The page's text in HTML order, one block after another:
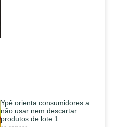
Ypê orienta consumidores a
não usar nem descartar
produtos de lote 1